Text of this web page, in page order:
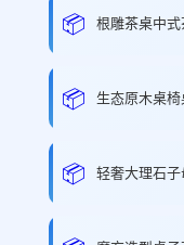
📦 根雕茶桌中
📦 生态原木桌
📦 轻奢大理石